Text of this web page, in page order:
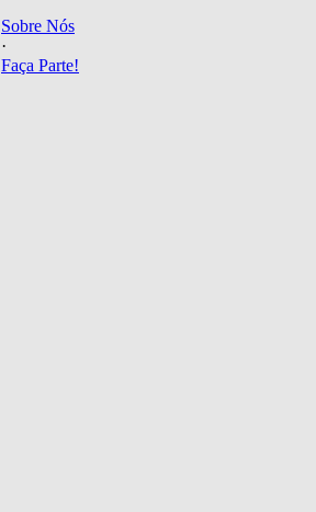
Sobre Nós
·
Faça Parte!